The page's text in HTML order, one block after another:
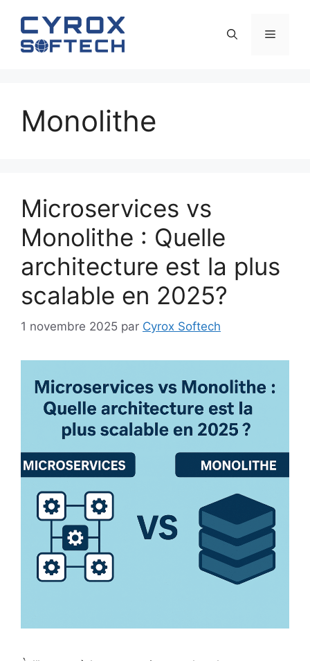
contenu
Menu
Monolithe
Microservices vs
Monolithe : Quelle
architecture est la plus
scalable en 2025?
1 novembre 2025 par Cyrox Softech